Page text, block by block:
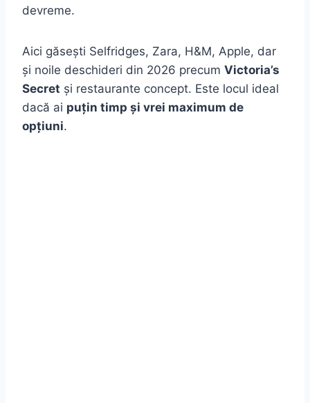
devreme.
Aici găsești Selfridges, Zara, H&M, Apple, dar
și noile deschideri din 2026 precum Victoria’s
Secret și restaurante concept. Este locul ideal
dacă ai puțin timp și vrei maximum de
opțiuni.